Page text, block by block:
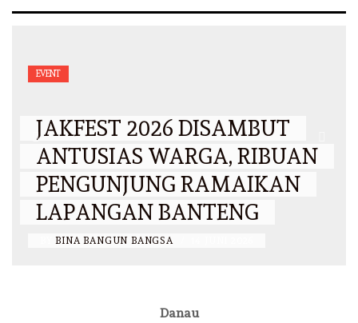
EVENT
JAKFEST 2026 DISAMBUT
ANTUSIAS WARGA, RIBUAN
PENGUNJUNG RAMAIKAN
LAPANGAN BANTENG
BINA BANGUN BANGSA
Danau